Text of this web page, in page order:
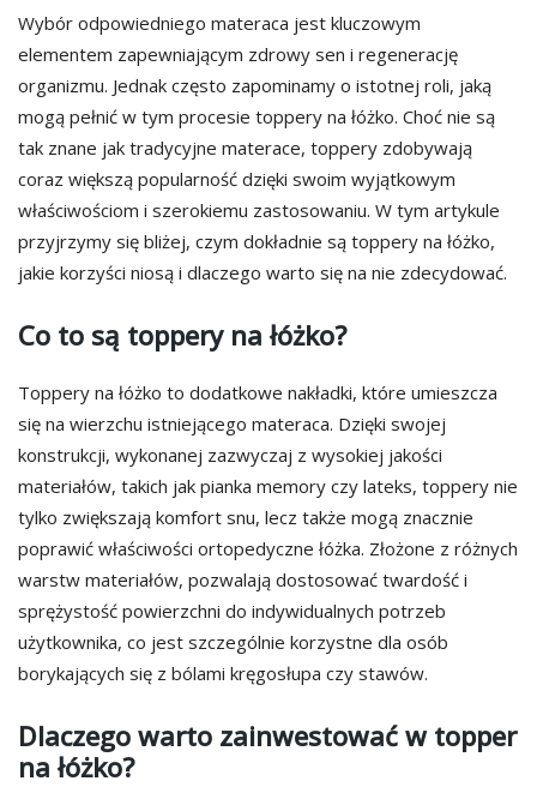
Wybór odpowiedniego materaca jest kluczowym
elementem zapewniającym zdrowy sen i regenerację
organizmu. Jednak często zapominamy o istotnej roli, jaką
mogą pełnić w tym procesie toppery na łóżko. Choć nie są
tak znane jak tradycyjne materace, toppery zdobywają
coraz większą popularność dzięki swoim wyjątkowym
właściwościom i szerokiemu zastosowaniu. W tym artykule
przyjrzymy się bliżej, czym dokładnie są toppery na łóżko,
jakie korzyści niosą i dlaczego warto się na nie zdecydować.
Co to są toppery na łóżko?
Toppery na łóżko to dodatkowe nakładki, które umieszcza
się na wierzchu istniejącego materaca. Dzięki swojej
konstrukcji, wykonanej zazwyczaj z wysokiej jakości
materiałów, takich jak pianka memory czy lateks, toppery nie
tylko zwiększają komfort snu, lecz także mogą znacznie
poprawić właściwości ortopedyczne łóżka. Złożone z różnych
warstw materiałów, pozwalają dostosować twardość i
sprężystość powierzchni do indywidualnych potrzeb
użytkownika, co jest szczególnie korzystne dla osób
borykających się z bólami kręgosłupa czy stawów.
Dlaczego warto zainwestować w topper
na łóżko?